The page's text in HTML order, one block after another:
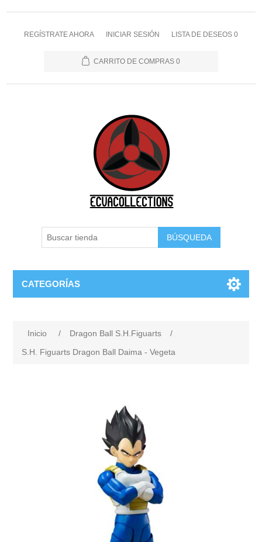
REGÍSTRATE AHORA INICIAR SESIÓN LISTA DE DESEOS 0
CARRITO DE COMPRAS 0
BÚSQUEDA
CATEGORÍAS
Inicio / Dragon Ball S.H.Figuarts
/
S.H. Figuarts Dragon Ball Daima - Vegeta